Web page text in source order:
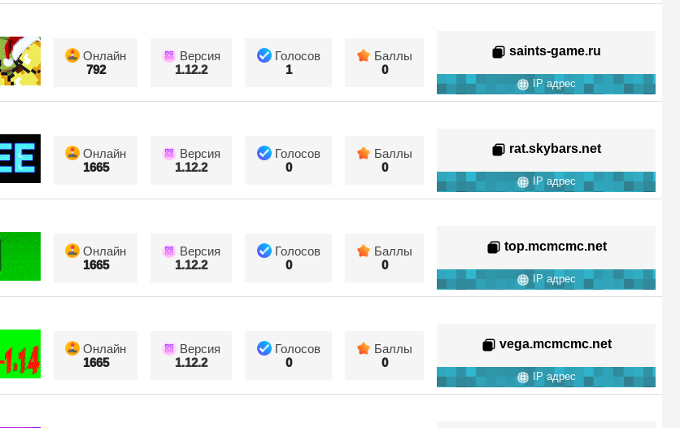
Онлайн
792
Версия
1.12.2
Голосов
1
Баллы
0
saints-game.ru
IP адрес
Онлайн
1665
Версия
1.12.2
Голосов
0
Баллы
0
rat.skybars.net
IP адрес
Онлайн
1665
Версия
1.12.2
Голосов
0
Баллы
0
top.mcmcmc.net
IP адрес
Онлайн
1665
Версия
1.12.2
Голосов
0
Баллы
0
vega.mcmcmc.net
IP адрес